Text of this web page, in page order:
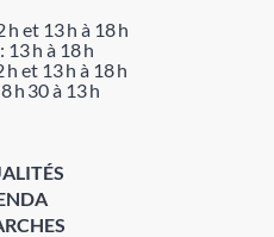
h et 13 h à 18 h
h à 18 h
h et 13 h à 18 h
h 30 à 13 h